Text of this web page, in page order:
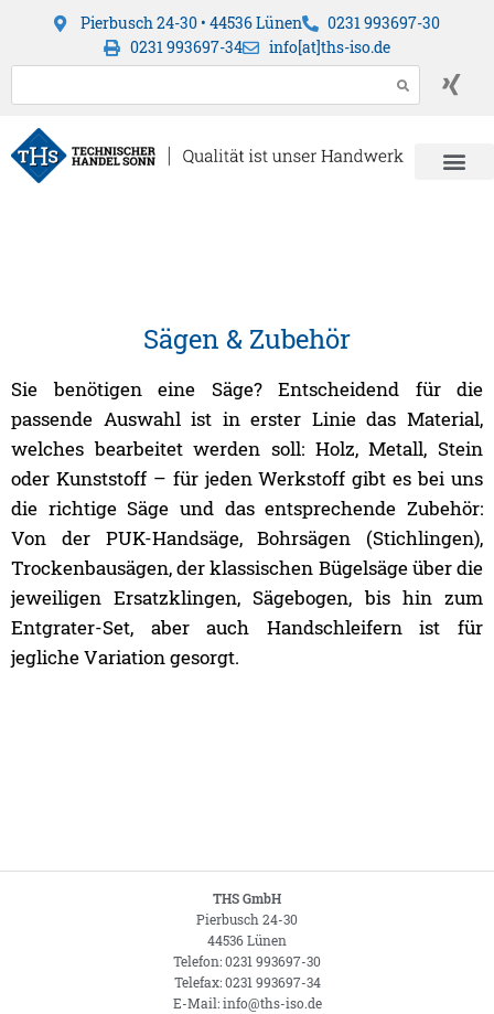
Pierbusch 24-30 • 44536 Lünen
0231 993697-30
0231 993697-34
info[at]ths-iso.de
Sägen & Zubehör
Sie benötigen eine Säge? Entscheidend für die
passende Auswahl ist in erster Linie das Material,
welches bearbeitet werden soll: Holz, Metall, Stein
oder Kunststoff – für jeden Werkstoff gibt es bei uns
die richtige Säge und das entsprechende Zubehör:
Von der PUK-Handsäge, Bohrsägen (Stichlingen),
Trockenbausägen, der klassischen Bügelsäge über die
jeweiligen Ersatzklingen, Sägebogen, bis hin zum
Entgrater-Set, aber auch Handschleifern ist für
jegliche Variation gesorgt.
THS GmbH
Pierbusch 24-30
44536 Lünen
Telefon: 0231 993697-30
Telefax: 0231 993697-34
E-Mail: info@ths-iso.de